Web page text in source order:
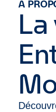
grâce à
situées
de 90
A
La